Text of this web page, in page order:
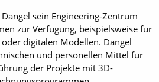
sein Engineering-Zentrum
zur Verfügung, beispielsweise für
digitalen Modellen. Dangel
und personellen Mittel für
der Projekte mit 3D-